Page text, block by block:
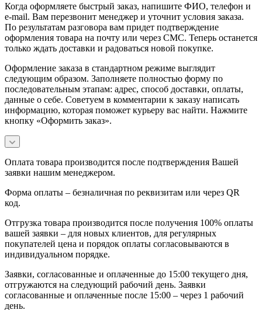
Когда оформляете быстрый заказ, напишите ФИО, телефон и
e-mail. Вам перезвонит менеджер и уточнит условия заказа.
По результатам разговора вам придет подтверждение
оформления товара на почту или через СМС. Теперь останется
только ждать доставки и радоваться новой покупке.
Оформление заказа в стандартном режиме выглядит
следующим образом. Заполняете полностью форму по
последовательным этапам: адрес, способ доставки, оплаты,
данные о себе. Советуем в комментарии к заказу написать
информацию, которая поможет курьеру вас найти. Нажмите
кнопку «Оформить заказ».
Оплата товара производится после подтверждения Вашей
заявки нашим менеджером.
Форма оплаты – безналичная по реквизитам или через QR
код.
Отгрузка товара производится после получения 100% оплаты
вашей заявки – для новых клиентов, для регулярных
покупателей цена и порядок оплаты согласовываются в
индивидуальном порядке.
Заявки, согласованные и оплаченные до 15:00 текущего дня,
отгружаются на следующий рабочий день. Заявки
согласованные и оплаченные после 15:00 – через 1 рабочий
день.